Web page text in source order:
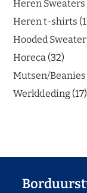
Heren Sweaters
Heren t-shirts
Hooded
Horeca 32
Mutsen/Beanies
Werkkleding 17